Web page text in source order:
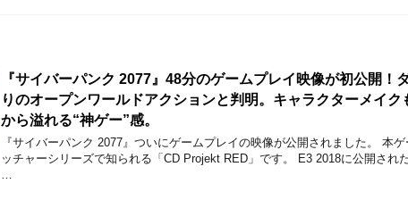
『サイバーパンク 2077』48分のゲームプレイ映像が初公開！
りのオープンワールドアクションと判明。キャラクターメイク
から溢れる“神ゲー”感。
『サイバーパンク 2077』ついにゲームプレイの映像が公開されました。 本
ッチャーシリーズで知られる「CD Projekt RED」です。 E3 2018に公開され